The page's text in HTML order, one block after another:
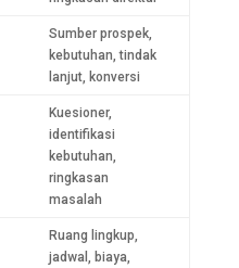
Sumber prospek,
kebutuhan, tindak
lanjut, konversi
Kuesioner,
identifikasi
kebutuhan,
ringkasan
masalah
Ruang lingkup,
jadwal, biaya,